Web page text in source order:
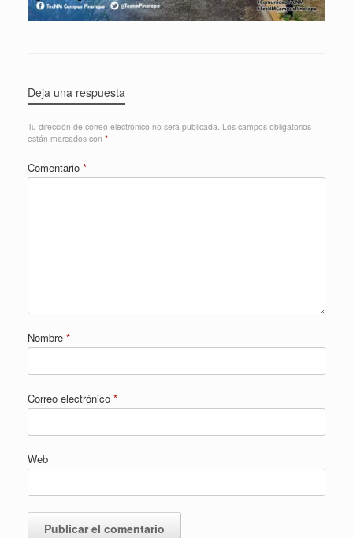
Deja una respuesta
Tu dirección de correo electrónico no será publicada. Los campos obligatorios
están marcados con *
Comentario *
Nombre *
Correo electrónico *
Web